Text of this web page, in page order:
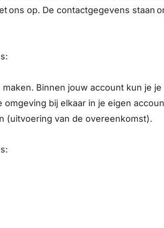
ons op. De contactgegevens staan
Binnen jouw account kun je
bij elkaar in je eigen
(uitvoering van de overeenkomst).